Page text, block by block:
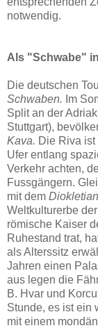
notwendig.
Als "Schwabe"
Die deutschen
Schwaben. Im
Split an der
Stuttgart),
Kava. Die Riva
Ufer entlang
Verkehr achten,
Fussgängern.
mit dem
Weltkulturerbe
römische Kaiser
Ruhestand trat,
als Alterssitz
Jahren einen
aus legen die
B. Hvar und
Stunde, es ist ein
mit einem